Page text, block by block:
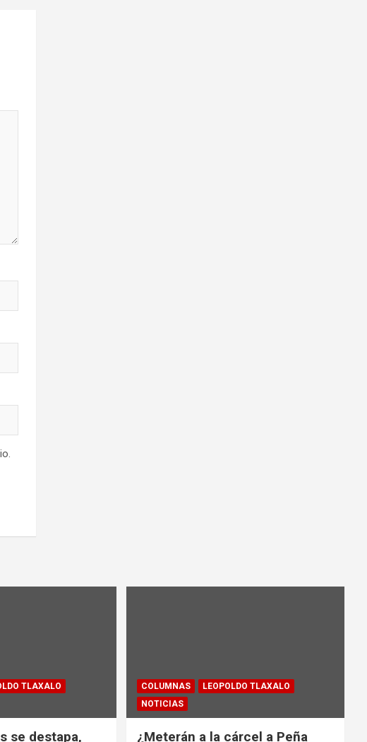
TLAXALO
se destapa,
COLUMNAS
LEOPOLDO TLAXALO
NOTICIAS
¿Meterán a la cárcel a Peña